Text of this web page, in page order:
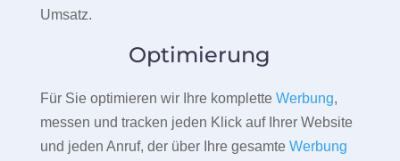
Umsatz.
Optimierung
Für Sie optimieren wir Ihre komplette Werbung,
messen und tracken jeden Klick auf Ihrer Website
und jeden Anruf, der über Ihre gesamte Werbung